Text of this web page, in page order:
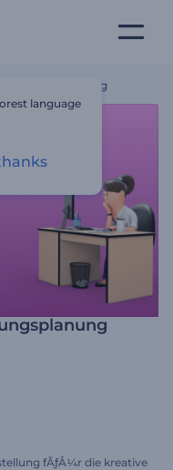
fÃƒÂ¼r die kreative
language